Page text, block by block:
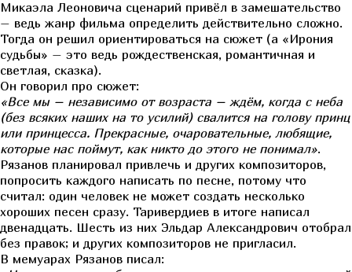
Микаэла Леоновича сценарий привёл в замешательство
– ведь жанр фильма определить действительно сложно.
Тогда он решил ориентироваться на сюжет (а «Ирония
судьбы» – это ведь рождественская, романтичная и
светлая, сказка).
Он говорил про сюжет:
«Все мы – независимо от возраста – ждём, когда с неба
(без всяких наших на то усилий) свалится на голову принц
или принцесса. Прекрасные, очаровательные, любящие,
которые нас поймут, как никто до этого не понимал».
Рязанов планировал привлечь и других композиторов,
попросить каждого написать по песне, потому что
считал: один человек не может создать несколько
хороших песен сразу. Таривердиев в итоге написал
двенадцать. Шесть из них Эльдар Александрович отобрал
без правок; и других композиторов не пригласил.
В мемуарах Рязанов писал: